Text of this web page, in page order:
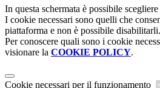
In questa schermata è possibile
I cookie necessari sono quelli che
piattaforma e non è possibile disabilitarli.
Per conoscere quali sono i cookie
visionare la COOKIE POLICY.
Cookie necessari per il funzionamento